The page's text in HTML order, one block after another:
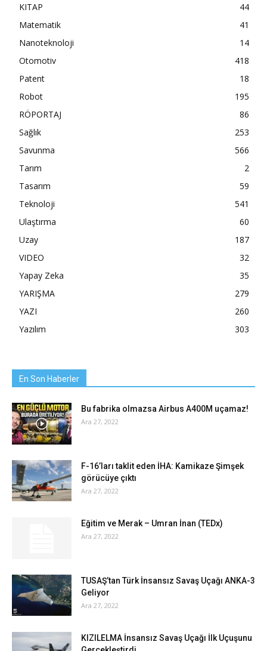
KITAP
44
Matematik
41
Nanoteknoloji
14
Otomotiv
418
Patent
18
Robot
195
RÖPORTAJ
86
Sağlık
253
Savunma
566
Tarım
2
Tasarım
59
Teknoloji
541
Ulaştırma
60
Uzay
187
VIDEO
32
Yapay Zeka
35
YARIŞMA
279
YAZI
260
Yazılım
303
En Son Haberler
Bu fabrika olmazsa Airbus A400M uçamaz!
Ara 27, 2022
F-16’ları taklit eden İHA: Kamikaze Şimşek
görücüye çıktı
Ara 27, 2022
Eğitim ve Merak – Umran İnan (TEDx)
Ara 27, 2022
TUSAŞ’tan Türk İnsansız Savaş Uçağı ANKA-3
Geliyor
Ara 27, 2022
KIZILELMA İnsansız Savaş Uçağı İlk Uçuşunu